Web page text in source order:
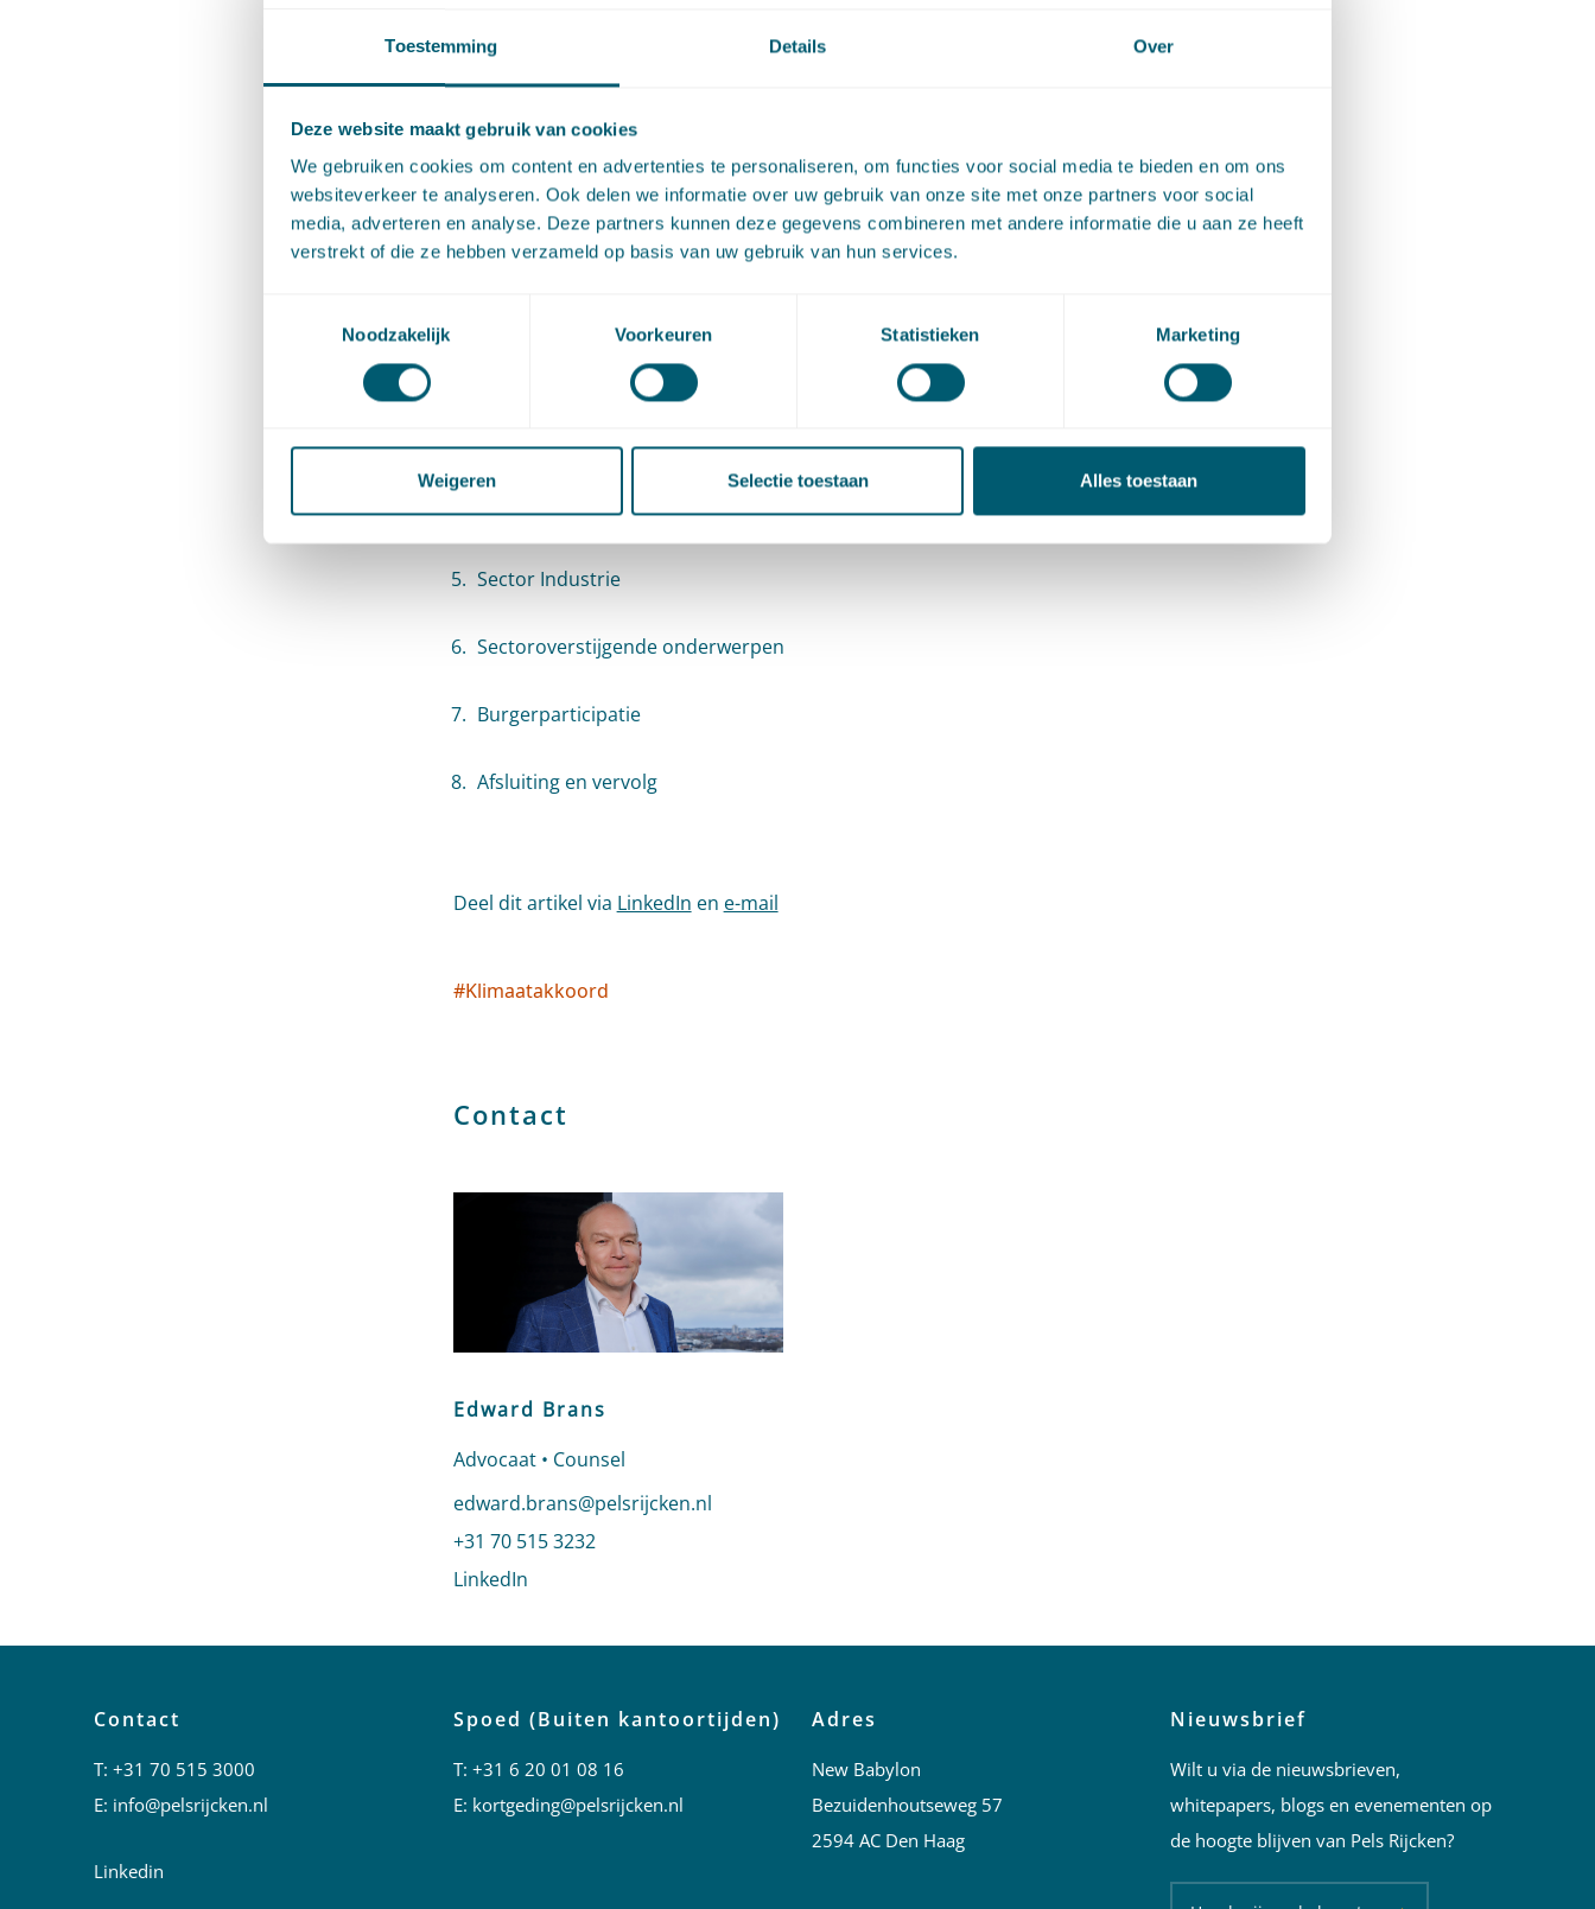
Toestemming Details Over
Deze website maakt gebruik van cookies
We gebruiken cookies om content en advertenties te personaliseren, om functies voor social media te bieden en om ons
websiteverkeer te analyseren. Ook delen we informatie over uw gebruik van onze site met onze partners voor social
media, adverteren en analyse. Deze partners kunnen deze gegevens combineren met andere informatie die u aan ze heeft
verstrekt of die ze hebben verzameld op basis van uw gebruik van hun services.
Noodzakelijk
Voorkeuren Statistieken Marketing
Weigeren Selectie toestaan Alles toestaan
Het ontwerp-Klimaatakkoord is een belangrijke stap waarmee de
klimaatambities handen en voeten zullen krijgen. Uiteraard besteden wij
hieraan de nodige aandacht. De komende tijd verschijnt daarom regelmatig
een blogbericht, waarin wij steeds inzoomen op één van de vele relevante
onderwerpen. De onderwerpen die u de komende tijd van ons kunt
verwachten zijn:
Sector Gebouwde omgeving
Sector Mobiliteit
Sector Landbouw en landgebruik
Sector Industrie
Sectoroverstijgende onderwerpen
Burgerparticipatie
Afsluiting en vervolg
Deel dit artikel via LinkedIn en e-mail
Social tags
#Klimaatakkoord
Contact
Edward Brans
Advocaat • Counsel
Stuur een e-mail naar Edward Brans
edward.brans@pelsrijcken.nl
Bel naar Edward Brans
+31 70 515 3232
LinkedIn
Contact
T:+31 70 515 3000
E: info@pelsrijcken.nl
Linkedin
Spoed (Buiten kantoortijden)
T: +31 6 20 01 08 16
E: kortgeding@pelsrijcken.nl
Adres
New Babylon
Bezuidenhoutseweg 57
2594 AC Den Haag
Nieuwsbrief
Wilt u via de nieuwsbrieven,
whitepapers, blogs en evenementen op
de hoogte blijven van Pels Rijcken?